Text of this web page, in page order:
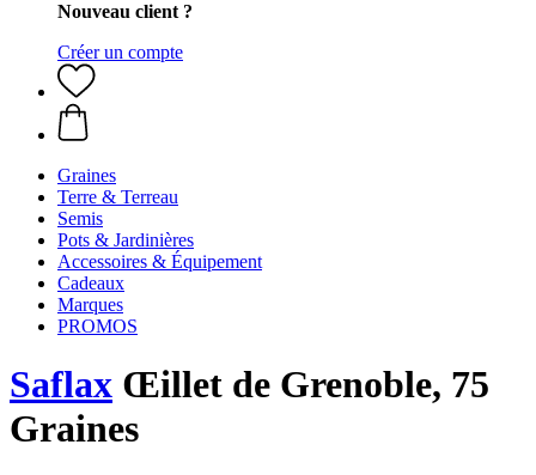
Nouveau client ?
Créer un compte
Graines
Terre & Terreau
Semis
Pots & Jardinières
Accessoires & Équipement
Cadeaux
Marques
PROMOS
Saflax Œillet de Grenoble, 75
Graines